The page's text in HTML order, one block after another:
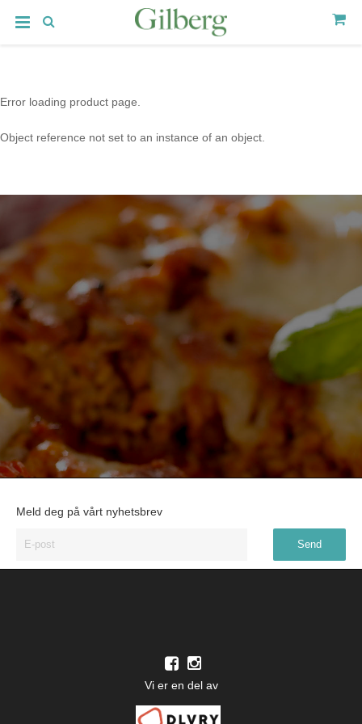
Error loading product page.
Object reference not set to an instance of an object.
Meld deg på vårt nyhetsbrev
Vi er en del av